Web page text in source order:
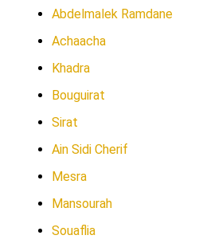
Abdelmalek Ramdane
Achaacha
Khadra
Bouguirat
Sirat
Ain Sidi Cherif
Mesra
Mansourah
Souaflia